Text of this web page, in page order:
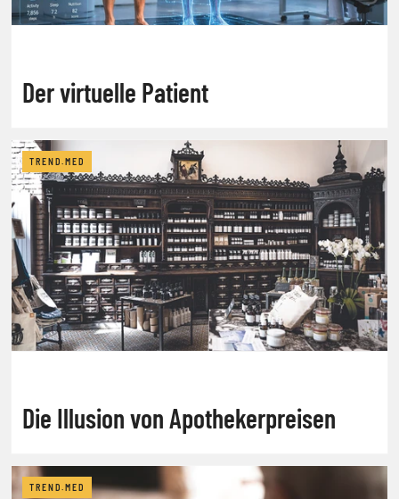
Der virtuelle Patient
TREND.MED
Die Illusion von Apothekerpreisen
TREND.MED